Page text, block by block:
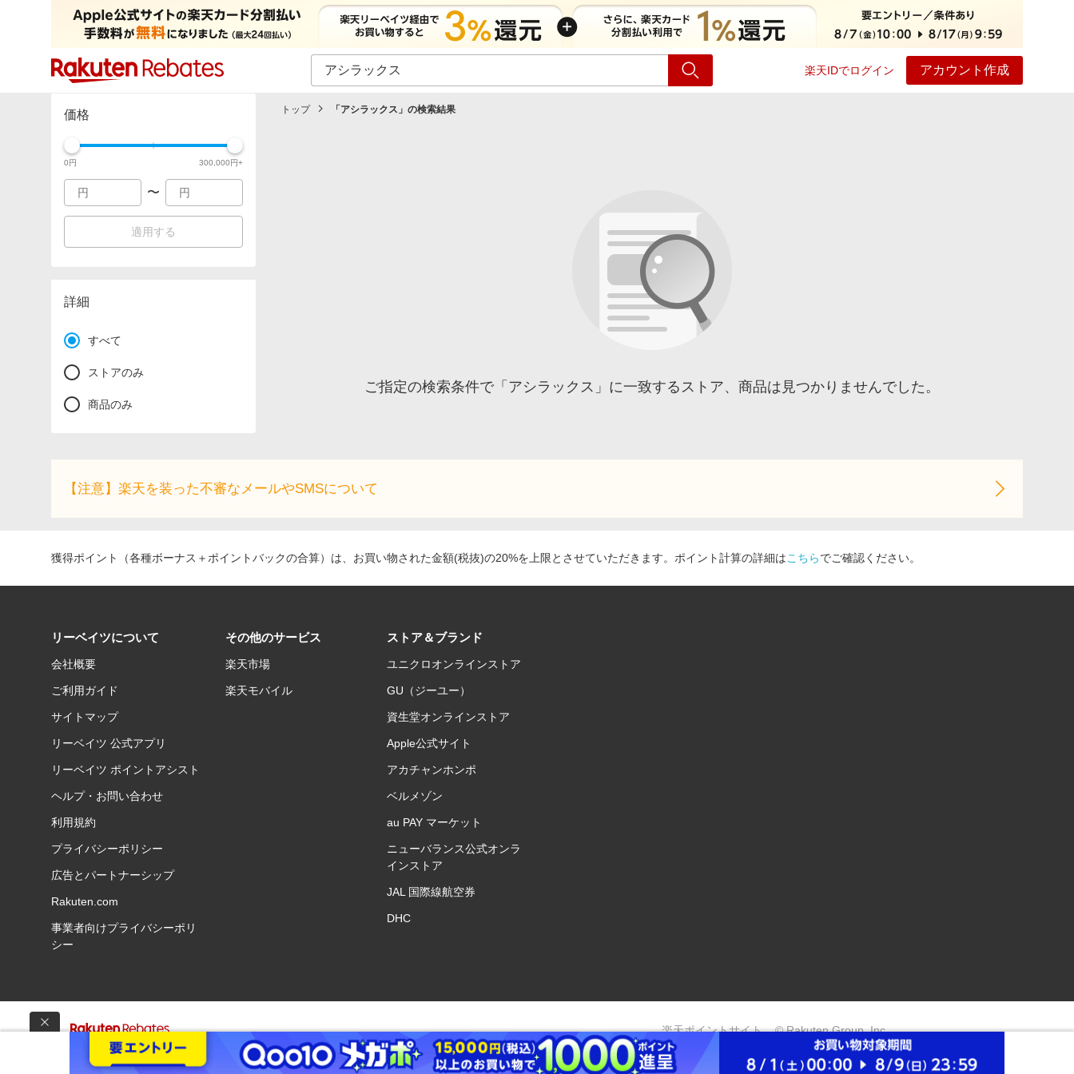
楽天IDでログイン アカウント作成
カテゴリー一覧 イベント一覧 ショッピング
価格
0円 300,000円+
〜
適用する
詳細
すべて
ストアのみ
商品のみ
トップ 「 アシラックス 」の検索結果
ご指定の検索条件で「アシラックス」に一致するストア、商品は見つかりませんでした。
【注意】楽天を装った不審なメールやSMSについて
獲得ポイント（各種ボーナス＋ポイントバックの合算）は、お買い物された金額(税抜)の20%を上限とさせていただきます。ポイント計算の詳細はこちらでご確認ください。
リーベイツについて
会社概要
ご利用ガイド
サイトマップ
リーベイツ 公式アプリ
リーベイツ ポイントアシスト
ヘルプ・お問い合わせ
利用規約
プライバシーポリシー
広告とパートナーシップ
Rakuten.com
事業者向けプライバシーポリ
シー
その他のサービス
楽天市場
楽天モバイル
ストア＆ブランド
ユニクロオンラインストア
GU（ジーユー）
資生堂オンラインストア
Apple公式サイト
アカチャンホンポ
ベルメゾン
au PAY マーケット
ニューバランス公式オンラ
インストア
JAL 国際線航空券
DHC
楽天ポイントサイト © Rakuten Group, Inc.